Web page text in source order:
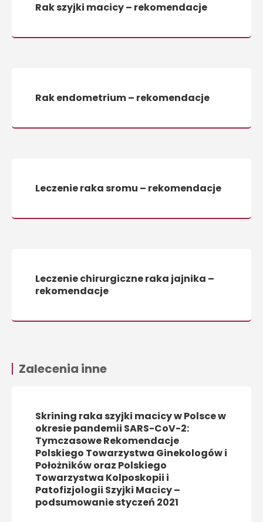
Rak szyjki macicy – rekomendacje
Rak endometrium – rekomendacje
Leczenie raka sromu – rekomendacje
Leczenie chirurgiczne raka jajnika –
rekomendacje
Zalecenia inne
Skrining raka szyjki macicy w Polsce w
okresie pandemii SARS-CoV-2:
Tymczasowe Rekomendacje
Polskiego Towarzystwa Ginekologów i
Położników oraz Polskiego
Towarzystwa Kolposkopii i
Patofizjologii Szyjki Macicy –
podsumowanie styczeń 2021